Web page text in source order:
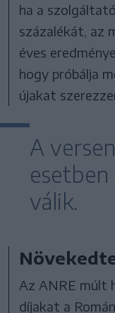
ha a
százalékát, az
éves
hogy próbálja
újakat
A
válik.
Az ANRE múlt
díjakat a